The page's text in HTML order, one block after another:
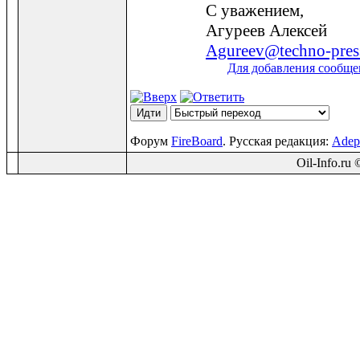
С уважением,
Агуреев Алексей
Agureev@techno-
Для добавления
Форум FireBoard. Русская редакция:
Oil-Info.ru